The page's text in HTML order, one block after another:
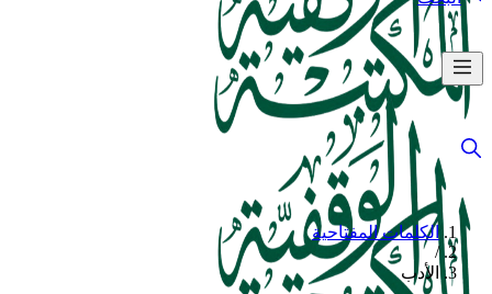
الكلمات المفتاحية
/
الأدب